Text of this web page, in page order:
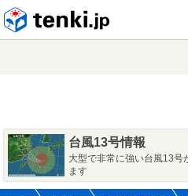
台風13号情報
大型で非常に強い台風13
ます